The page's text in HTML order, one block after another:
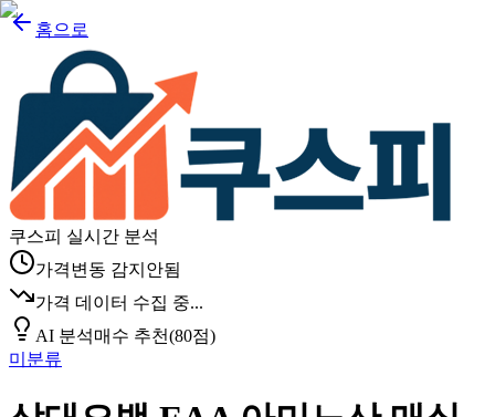
홈으로
쿠스피 실시간 분석
가격변동 감지안됨
가격 데이터 수집 중...
AI 분석매수 추천(80점)
미분류